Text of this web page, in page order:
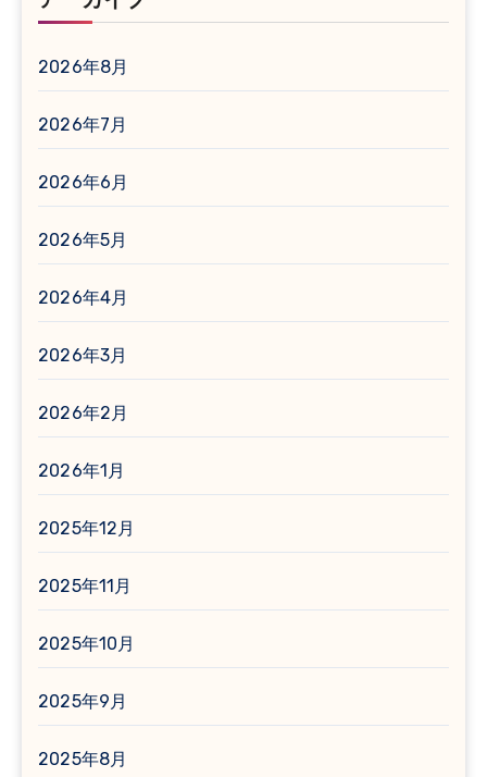
2026年8月
2026年7月
2026年6月
2026年5月
2026年4月
2026年3月
2026年2月
2026年1月
2025年12月
2025年11月
2025年10月
2025年9月
2025年8月